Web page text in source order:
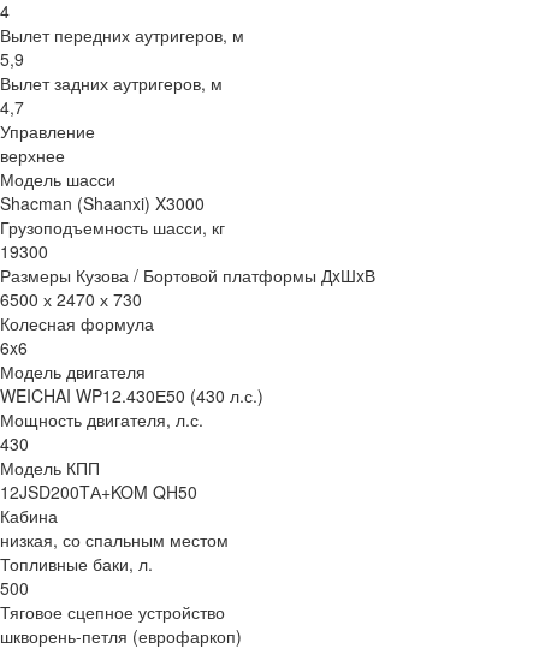
4
Вылет передних аутригеров, м
5,9
Вылет задних аутригеров, м
4,7
Управление
верхнее
Модель шасси
Shacman (Shaanxi) X3000
Грузоподъемность шасси, кг
19300
Размеры Кузова / Бортовой платформы ДxШxВ
6500 х 2470 х 730
Колесная формула
6x6
Модель двигателя
WEICHAI WP12.430Е50 (430 л.с.)
Мощность двигателя, л.с.
430
Модель КПП
12JSD200TА+KOM QH50
Кабина
низкая, со спальным местом
Топливные баки, л.
500
Тяговое сцепное устройство
шкворень-петля (еврофаркоп)